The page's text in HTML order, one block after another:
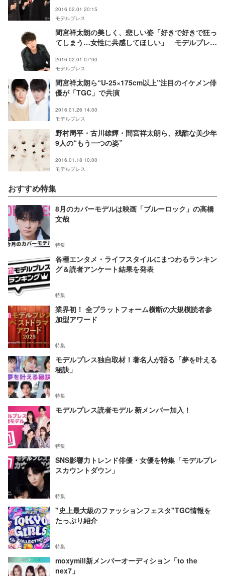
2016.02.01 20:15
モデルプレス
間宮祥太朗の美しく、悲しい姿「好きで好きで狂っ
てしまう…女性に共感してほしい」 モデルプレス
2016.02.01 07:00
モデルプレス
間宮祥太朗ら“U-25×175cm以上”注目のイケメン俳
優が「TGC」で共演
2016.01.26 14:00
モデルプレス
野村周平・古川雄輝・間宮祥太朗ら、残酷な美少年
9人の“もう一つの姿”
2016.01.18 10:00
モデルプレス
おすすめ特集
8月のカバーモデルは映画「ブルーロック」の高橋
文哉
特集
各種エンタメ・ライフスタイルにまつわるランキン
グ＆読者アンケート結果を発表
特集
業界初！ 全プラットフォーム横断の大規模読者参
加型アワード
特集
モデルプレス独自取材！著名人が語る「夢を叶える
秘訣」
特集
モデルプレス読者モデル 新メンバー加入！
特集
SNS影響力トレンド俳優・女優を特集「モデルプレ
スカウントダウン」
特集
"史上最大級のファッションフェスタ"TGC情報を
たっぷり紹介
特集
moxymill新メンバーオーディション「to the
nex7」